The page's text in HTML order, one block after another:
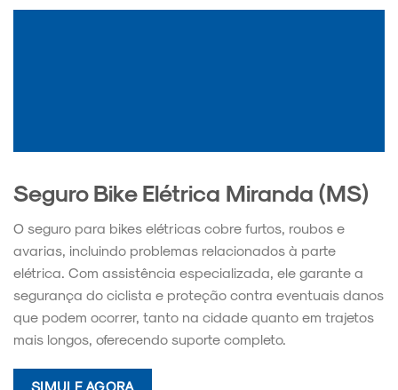
Seguro Bike Elétrica Miranda (MS)
O seguro para bikes elétricas cobre furtos, roubos e
avarias, incluindo problemas relacionados à parte
elétrica. Com assistência especializada, ele garante a
segurança do ciclista e proteção contra eventuais danos
que podem ocorrer, tanto na cidade quanto em trajetos
mais longos, oferecendo suporte completo.
SIMULE AGORA